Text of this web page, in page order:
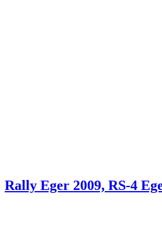
Rally Eger 2009, RS-4